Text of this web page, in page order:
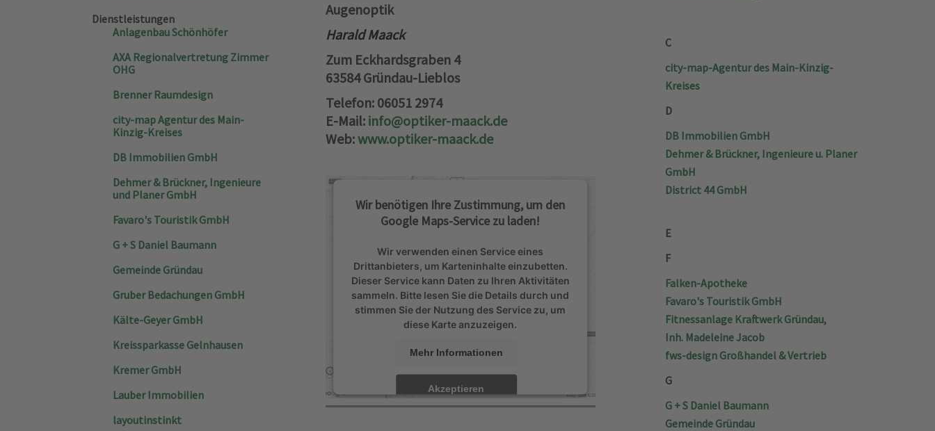
Augenoptik
Harald Maack
Zum Eckhardsgraben 4
63584 Gründau-Lieblos
Telefon: 06051 2974
E-Mail: info@optiker-maack.de
Web:www.optiker-maack.de
Wir benötigen Ihre Zustimmung, um den
Google Maps-Service zu laden!
Wir verwenden einen Service eines
Drittanbieters, um Karteninhalte einzubetten.
Dieser Service kann Daten zu Ihren Aktivitäten
sammeln. Bitte lesen Sie die Details durch und
stimmen Sie der Nutzung des Service zu, um
diese Karte anzuzeigen.
Mehr Informationen
Akzeptieren
Dienstleistungen
Anlagenbau Schönhöfer
AXA Regionalvertretung Zimmer
OHG
Brenner Raumdesign
city-map Agentur des Main-
Kinzig-Kreises
DB Immobilien GmbH
Dehmer & Brückner, Ingenieure
und Planer GmbH
Favaro's Touristik GmbH
G + S Daniel Baumann
Gemeinde Gründau
Gruber Bedachungen GmbH
Kälte-Geyer GmbH
Kreissparkasse Gelnhausen
Kremer GmbH
Lauber Immobilien
layoutinstinkt
C
city-map-Agentur des Main-Kinzig-
Kreises
D
DB Immobilien GmbH
Dehmer & Brückner, Ingenieure u. Planer
GmbH
District 44 GmbH
E
F
Falken-Apotheke
Favaro's Touristik GmbH
Fitnessanlage Kraftwerk Gründau,
Inh. Madeleine Jacob
fws-design Großhandel & Vertrieb
G
G + S Daniel Baumann
Gemeinde Gründau